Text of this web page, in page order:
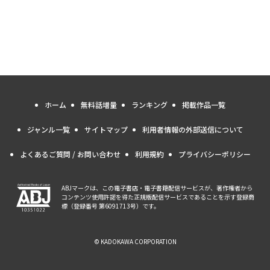
ホーム 無料話増量 ランキング 掲載作品一覧
ジャンル一覧 サイトマップ 利用者情報の外部送信について
よくあるご質問 / お問い合わせ 利用規約 プライバシーポリシー
ABJマークは、この電子書店・電子書籍配信サービスが、著作権者から
コンテンツ使用許諾を得た正規版配信サービスであることを示す登録商
標（登録番号 第6091713号）です。
© KADOKAWA CORPORATION